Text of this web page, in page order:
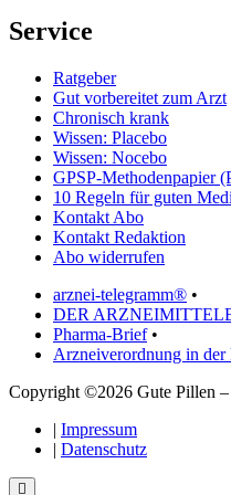
Service
Ratgeber
Gut vorbereitet zum Arzt
Chronisch krank
Wissen: Placebo
Wissen: Nocebo
GPSP-Methodenpapier
10 Regeln für guten
Kontakt Abo
Kontakt Redaktion
Abo widerrufen
arznei-telegramm® •
DER
Pharma-Brief•
Arzneiverordnung in der
Copyright ©2026 Gute Pillen –
| Impressum
| Datenschutz